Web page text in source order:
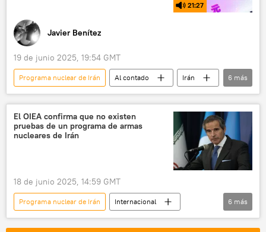
21:27
Javier Benítez
19 de junio 2025, 19:54 GMT
Programa nuclear de Irán Al contado
Irán
programa nuclear
seguridad
OEAI
Organización de Energía Atómica de Irán
6 más
El OIEA confirma que no existen
pruebas de un programa de armas
nucleares de Irán
18 de junio 2025, 14:59 GMT
Programa nuclear de Irán
Internacional
seguridad
Irán
6 más